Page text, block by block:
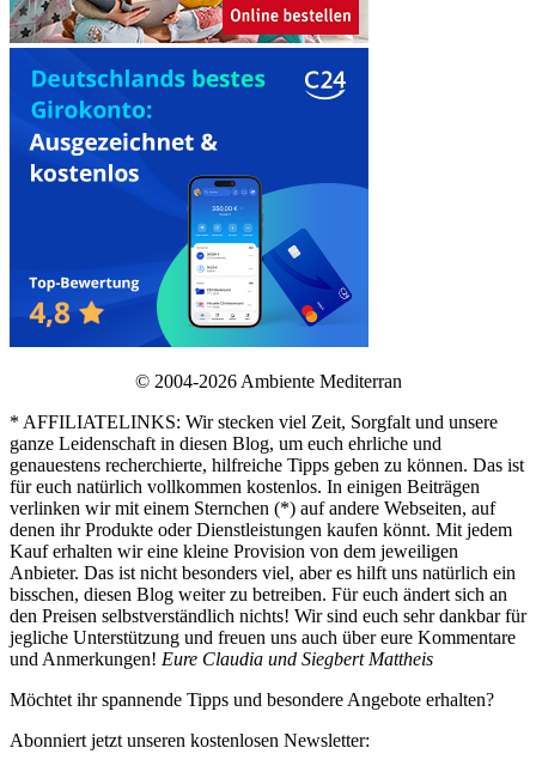
© 2004-2026 Ambiente Mediterran
* AFFILIATELINKS: Wir stecken viel Zeit, Sorgfalt und unsere
ganze Leidenschaft in diesen Blog, um euch ehrliche und
genauestens recherchierte, hilfreiche Tipps geben zu können. Das ist
für euch natürlich vollkommen kostenlos. In einigen Beiträgen
verlinken wir mit einem Sternchen (*) auf andere Webseiten, auf
denen ihr Produkte oder Dienstleistungen kaufen könnt. Mit jedem
Kauf erhalten wir eine kleine Provision von dem jeweiligen
Anbieter. Das ist nicht besonders viel, aber es hilft uns natürlich ein
bisschen, diesen Blog weiter zu betreiben. Für euch ändert sich an
den Preisen selbstverständlich nichts! Wir sind euch sehr dankbar für
jegliche Unterstützung und freuen uns auch über eure Kommentare
und Anmerkungen! Eure Claudia und Siegbert Mattheis
Möchtet ihr spannende Tipps und besondere Angebote erhalten?
Abonniert jetzt unseren kostenlosen Newsletter: